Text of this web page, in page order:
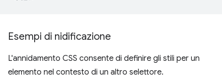
Esempi di nidificazione
L'annidamento CSS consente di definire gli stili per un
elemento nel contesto di un altro selettore.